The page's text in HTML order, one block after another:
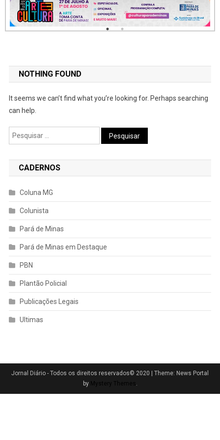
NOTHING FOUND
It seems we can’t find what you’re looking for. Perhaps searching
can help.
Pesquisar
por:
CADERNOS
Coluna MG
Colunista
Pará de Minas
Pará de Minas em Destaque
PBN
Plantão Policial
Publicações Legais
Ultimas
Jornal Diário - Todos os direitos reservados© 2020
Theme: News Portal
by Mystery Themes .